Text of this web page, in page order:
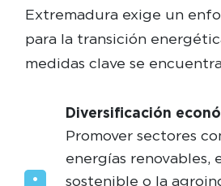
Extremadura exige un
para la transición
medidas clave se
Diversificación
Promover sectores
energías renovables,
sostenible o la